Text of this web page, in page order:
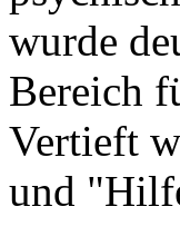
wurde
Bereich
Vertieft
und